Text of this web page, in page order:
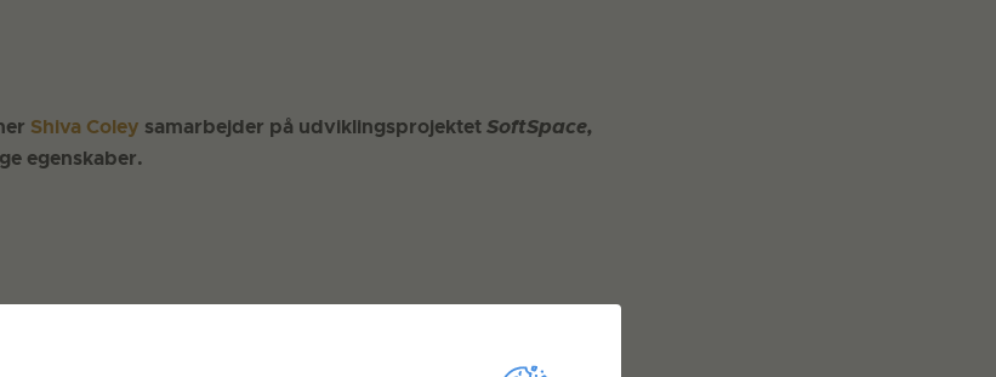
Shiva Coley samarbejder på udviklingsprojektetSoftSpace,
egenskaber.